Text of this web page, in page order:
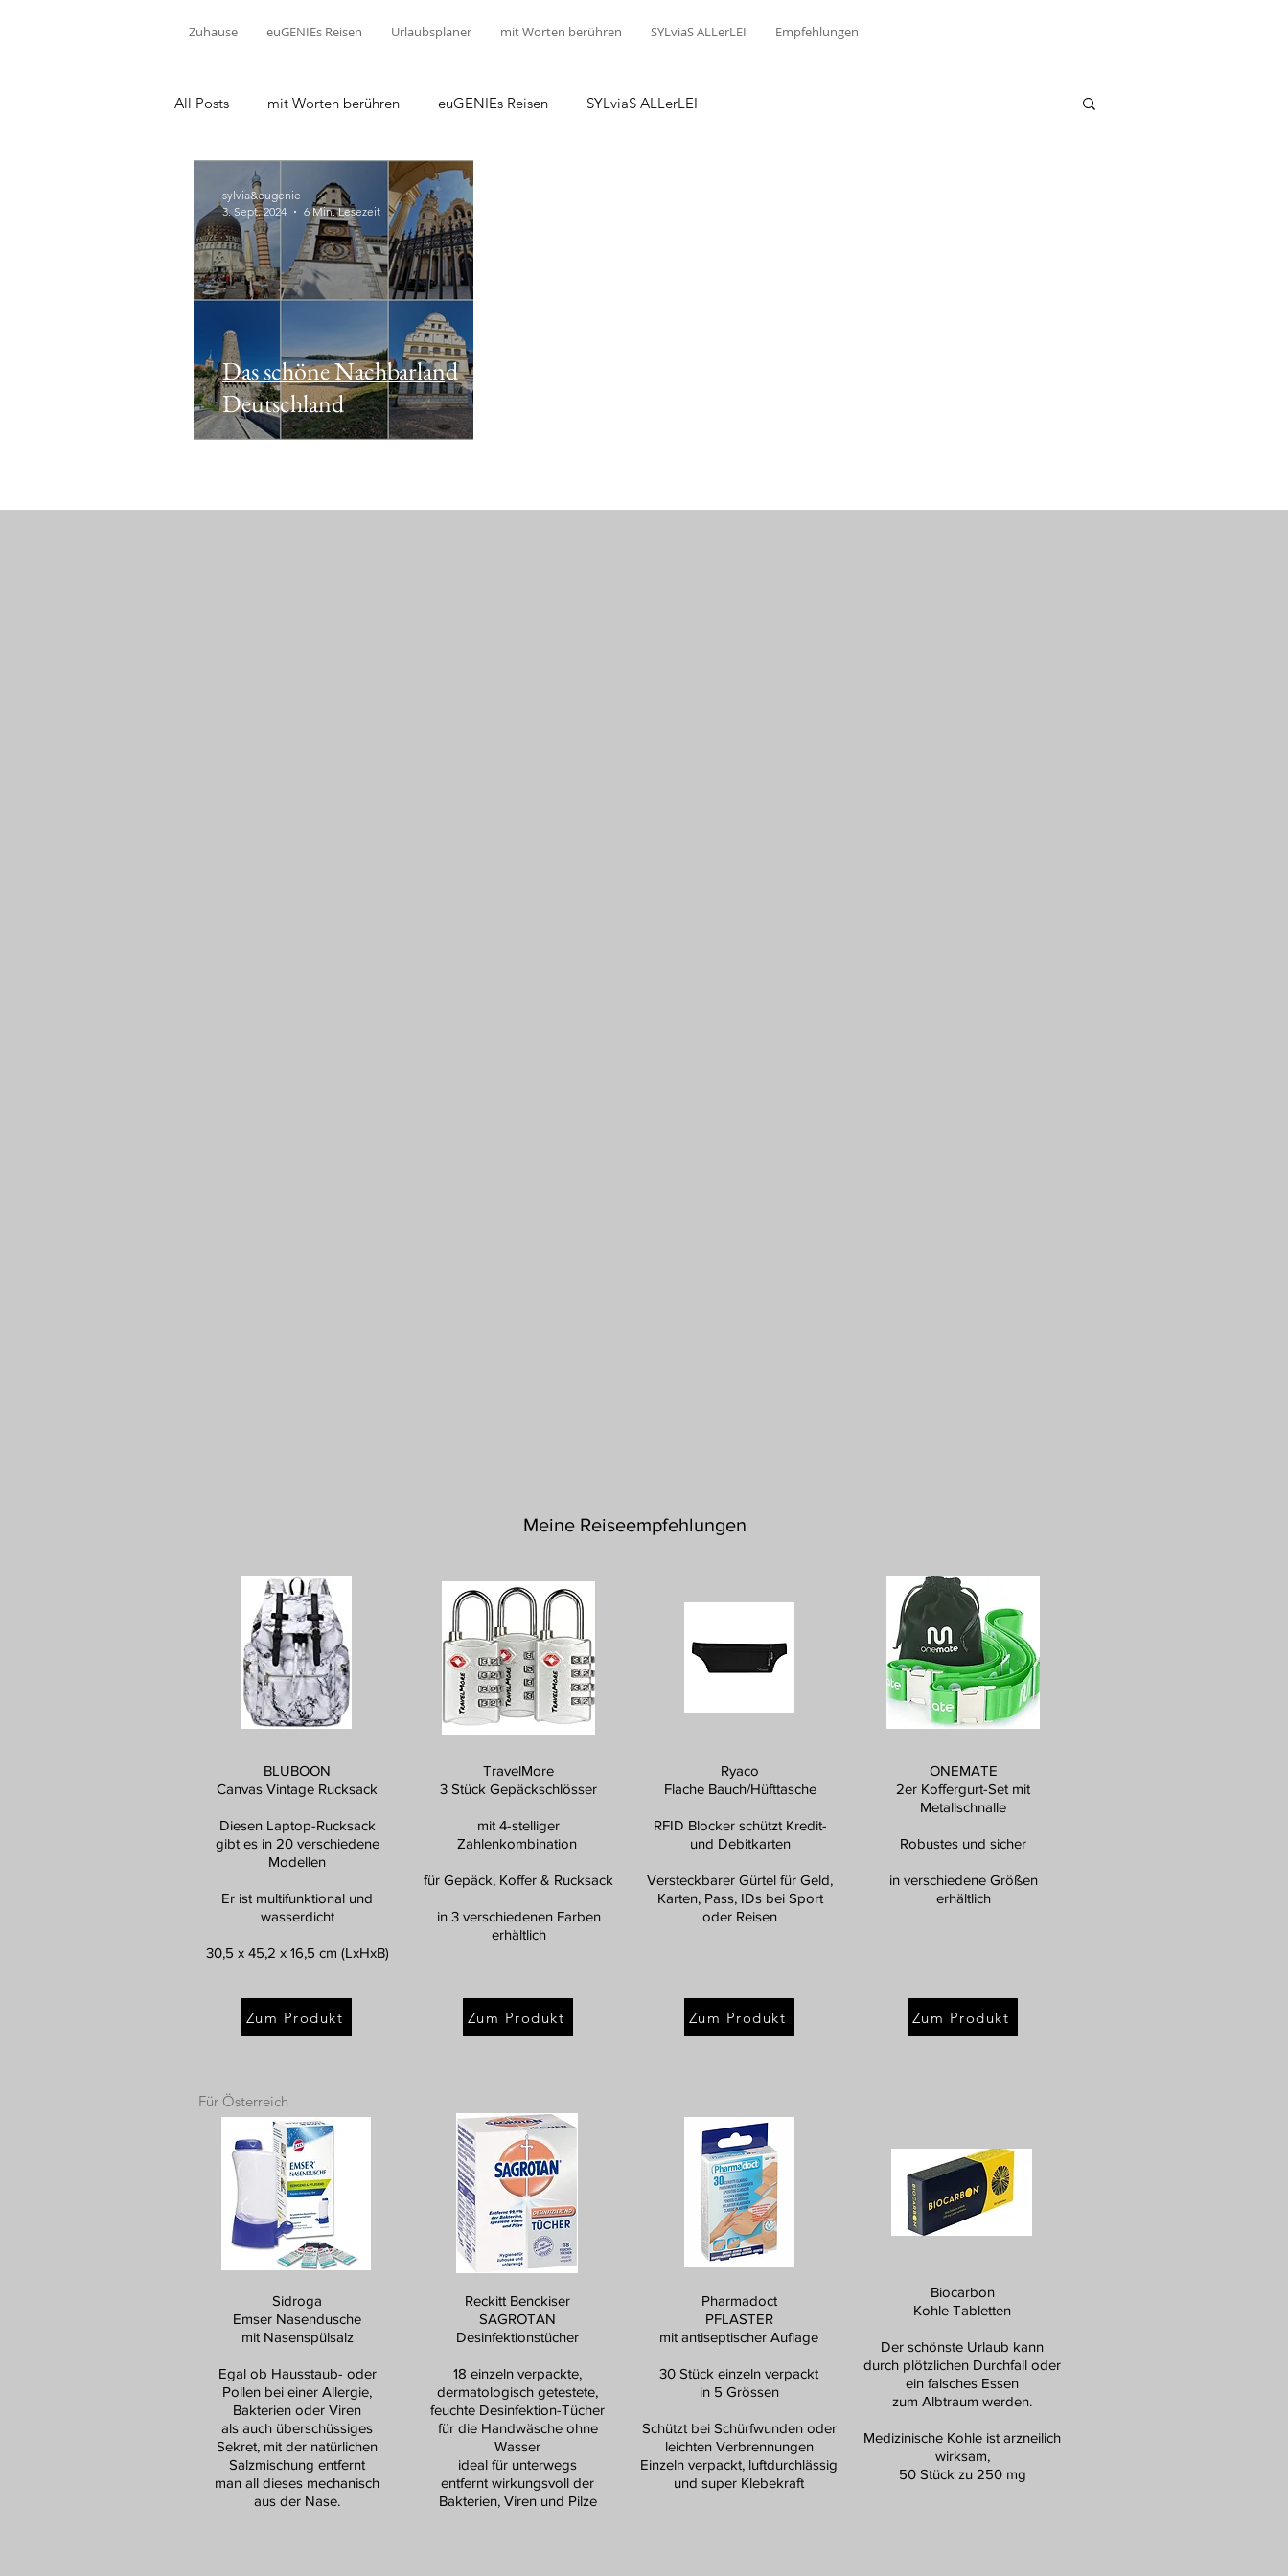
Zuhause euGENIEs Reisen Urlaubsplaner mit Worten berühren SYLviaS ALLerLEI Empfehlungen
All Posts mit Worten berühren euGENIEs Reisen SYLviaS ALLerLEI
Das schöne Nachbarland
Deutschland
sylvia&eugenie
3. Sept. 2024
6 Min. Lesezeit
Meine Reiseempfehlungen
BLUBOON
Canvas Vintage Rucksack
Diesen Laptop-Rucksack
gibt es in 20 verschiedene
Modellen
Er ist multifunktional und
wasserdicht
30,5 x 45,2 x 16,5 cm (LxHxB)
Zum Produkt
TravelMore
3 Stück Gepäckschlösser
mit 4-stelliger
Zahlenkombination
für Gepäck, Koffer & Rucksack
in 3 verschiedenen Farben
erhältlich
Zum Produkt
Ryaco
Flache Bauch/Hüfttasche
RFID Blocker schützt Kredit-
und Debitkarten
Versteckbarer Gürtel für Geld,
Karten, Pass, IDs bei Sport
oder Reisen
Zum Produkt
ONEMATE
2er Koffergurt-Set mit
Metallschnalle
Robustes und sicher
in verschiedene Größen
erhältlich
Zum Produkt
Für Österreich
Sidroga
Emser Nasendusche
mit Nasenspülsalz
Egal ob Hausstaub- oder
Pollen bei einer Allergie,
Bakterien oder Viren
als auch überschüssiges
Sekret, mit der natürlichen
Salzmischung entfernt
man all dieses mechanisch
aus der Nase.
Reckitt Benckiser
SAGROTAN
Desinfektionstücher
18 einzeln verpackte,
dermatologisch getestete,
feuchte Desinfektion-Tücher
für die Handwäsche ohne
Wasser
ideal für unterwegs
entfernt wirkungsvoll der
Bakterien, Viren und Pilze
Pharmadoct
PFLASTER
mit antiseptischer Auflage
30 Stück einzeln verpackt
in 5 Grössen
Schützt bei Schürfwunden oder
leichten Verbrennungen
Einzeln verpackt, luftdurchlässig
und super Klebekraft
Biocarbon
Kohle Tabletten
Der schönste Urlaub kann
durch plötzlichen Durchfall oder
ein falsches Essen
zum Albtraum werden.
Medizinische Kohle ist arzneilich
wirksam,
50 Stück zu 250 mg